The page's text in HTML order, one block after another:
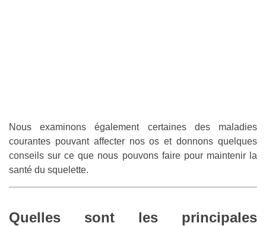
Nous examinons également certaines des maladies
courantes pouvant affecter nos os et donnons quelques
conseils sur ce que nous pouvons faire pour maintenir la
santé du squelette.
Quelles sont les principales